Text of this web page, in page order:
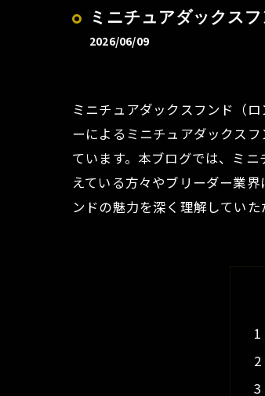
ミニチュアダックス
2026/06/09
ミニチュアダックスフンド（
ーによるミニチュアダックス
ています。本ブログでは、ミ
えている方々やブリーダー業
ンドの魅力を深く理解していた